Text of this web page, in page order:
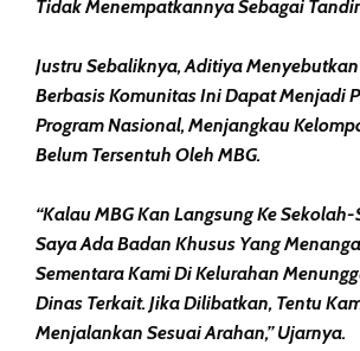
Tidak Menempatkannya Sebagai
Justru Sebaliknya, Aditiya
Berbasis Komunitas Ini Dapat Menjadi
Program Nasional, Menjangkau
Belum Tersentuh Oleh MBG.
“Kalau MBG Kan Langsung Ke
Saya Ada Badan Khusus Yang
Sementara Kami Di Kelurahan
Dinas Terkait. Jika Dilibatkan, Tentu
Menjalankan Sesuai Arahan,” Ujarnya.